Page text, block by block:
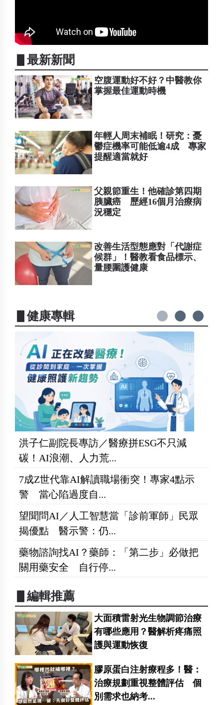
▋最新新聞
空腹運動好不好？中醫教你
掌握最佳運動時機
年輕人周末補眠！研究：憂
鬱症機率可能低逾4成 專家
提醒適當就好
父親節重生！他確診第四期
胰臟癌 歷經16個月治療病
況穩定
改善生活型態應對「代謝症
候群」！醫教看食品標示、
量腰圍護健康
▋健康專輯
洪子仁副院長專訪／醫療拼ESG不只減
碳！AI浪潮、人力荒...
7成Z世代靠AI解讀職場衝突！專家4點示
警 當心陷過度自...
望聞問AI／人工智慧當「診前軍師」民眾
揭優點 醫示警：仍...
藥物諮詢找AI？藥師：「第二步」必做把
關用藥安全 自行停...
▋編輯推薦
大面積雷射光生物調節治療
有哪些應用？醫解析疼痛照
護與運動恢復
膠原蛋白注射療程多！醫：
治療規劃重視整體評估 個
別需求也納考...